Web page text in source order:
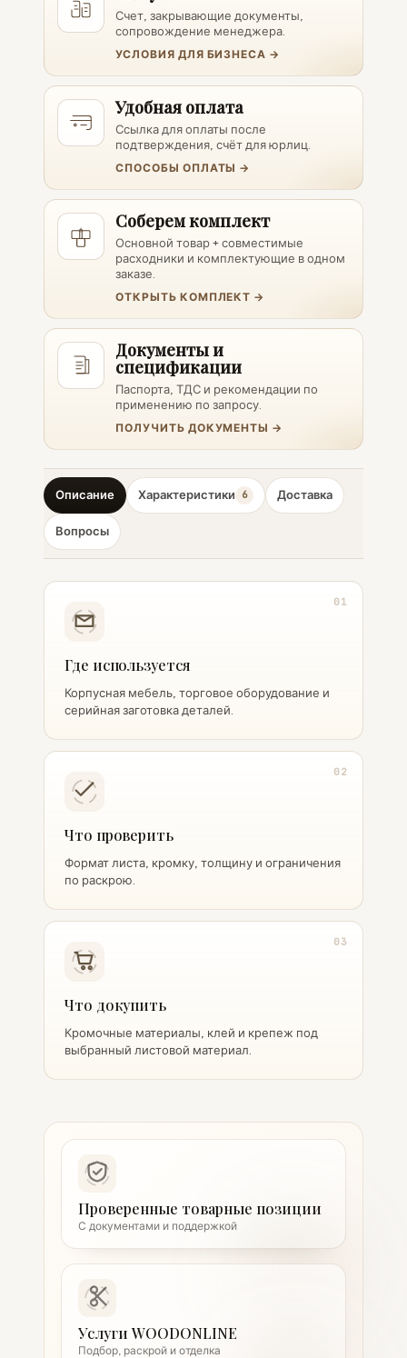
Счет, закрывающие документы,
сопровождение менеджера.
УСЛОВИЯ ДЛЯ БИЗНЕСА →
Удобная оплата
Ссылка для оплаты после
подтверждения, счёт для юрлиц.
СПОСОБЫ ОПЛАТЫ →
Соберем комплект
Основной товар + совместимые
расходники и комплектующие в одном
заказе.
ОТКРЫТЬ КОМПЛЕКТ →
Документы и
спецификации
Паспорта, ТДС и рекомендации по
применению по запросу.
ПОЛУЧИТЬ ДОКУМЕНТЫ →
Описание Характеристики 6 Доставка
Вопросы
01
Где используется
Корпусная мебель, торговое оборудование и
серийная заготовка деталей.
02
Что проверить
Формат листа, кромку, толщину и ограничения
по раскрою.
03
Что докупить
Кромочные материалы, клей и крепеж под
выбранный листовой материал.
Проверенные товарные позиции
С документами и поддержкой
Услуги WOODONLINE
Подбор, раскрой и отделка